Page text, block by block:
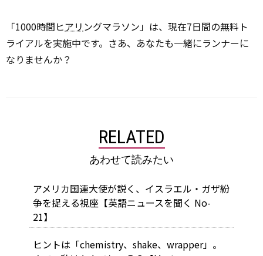
「1000時間ヒアリ ングマラソン」は、現在7日間の無料ト
ライアルを実施中です。さあ、あなたも一緒にランナーに
なりませんか？
RELATED
あわせて読みたい
アメリカ国連大使が説く、イスラエル・ガザ紛
争を捉える視座【英語ニュースを聞く No-
21】
ヒントは「chemistry、shake、wrapper」。